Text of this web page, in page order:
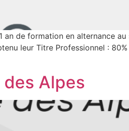
de formation en alternance
leur Titre Professionnel :
des Alpes